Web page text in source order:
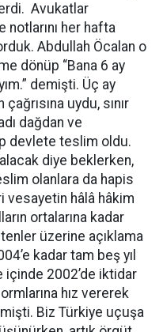
Avukatlar
notlarını her hafta
Abdullah Öcalan o
dönüp “Bana 6 ay
demişti. Üç ay
uydu, sınır
dağdan ve
devlete teslim oldu.
diye beklerken,
olanlara da hapis
vesayetin hâlâ hâkim
ortalarına kadar
üzerine açıklama
kadar tam beş yıl
içinde 2002’de iktidar
hız vererek
Biz Türkiye uçuşa